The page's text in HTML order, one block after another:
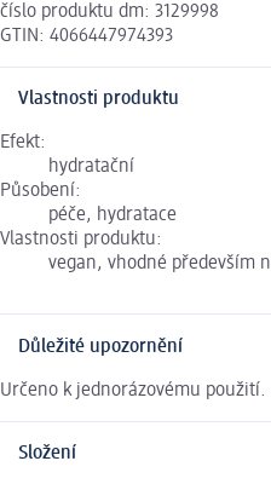
číslo produktu dm: 3129998
GTIN: 4066447974393
Vlastnosti produktu
Efekt:
hydratační
Působení:
péče, hydratace
Vlastnosti produktu:
vegan, vhodné především
Důležité upozornění
Určeno k jednorázovému
Složení